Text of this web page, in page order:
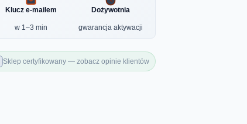
Klucz e-mailem
w 1–3 min
Dożywotnia
gwarancja aktywacji
Sklep certyfikowany — zobacz opinie klientów